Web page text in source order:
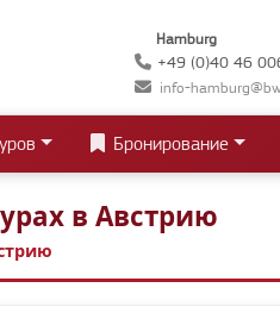
Hamburg
+49 (0)40 46
info-
Бронирование
в Австрию